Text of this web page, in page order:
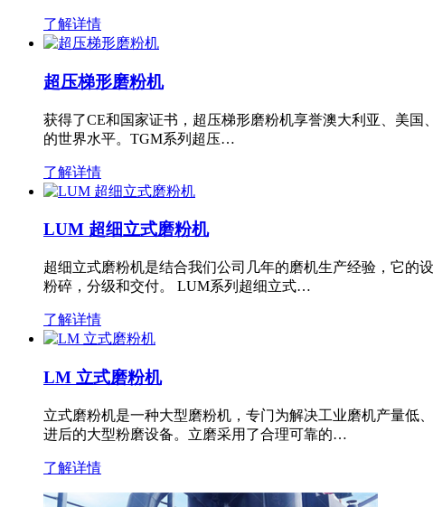
了解详情
超压梯形磨粉机
获得了CE和国家证书，超压梯形磨粉机享誉澳大利亚、美
的世界水平。TGM系列超压…
了解详情
LUM 超细立式磨粉机
超细立式磨粉机是结合我们公司几年的磨机生产经验，它的
粉碎，分级和交付。 LUM系列超细立式…
了解详情
LM 立式磨粉机
立式磨粉机是一种大型磨粉机，专门为解决工业磨机产量低
进后的大型粉磨设备。立磨采用了合理可靠的…
了解详情